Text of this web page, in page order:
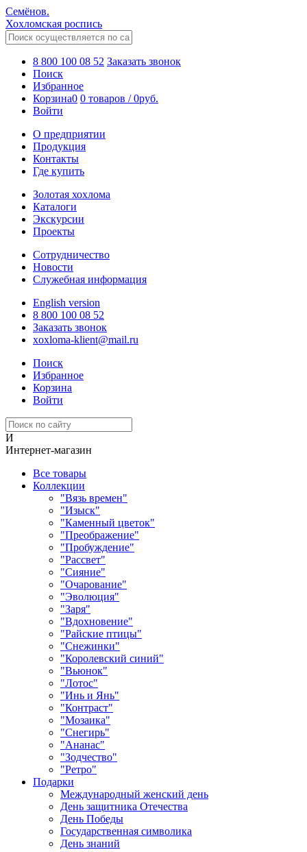
Семёнов.
Хохломская роспись
8 800 100 08 52 Заказать звонок
Поиск
Избранное
Корзина0 0 товаров /0руб.
Войти
О предприятии
Продукция
Контакты
Где купить
Золотая хохлома
Каталоги
Экскурсии
Проекты
Сотрудничество
Новости
Служебная информация
English version
8 800 100 08 52
Заказать звонок
xoxloma-klient@mail.ru
Поиск
Избранное
Корзина
Войти
И
Интернет-магазин
Все товары
Коллекции
"Вязь времен"
"Изыск"
"Каменный цветок"
"Преображение"
"Пробуждение"
"Рассвет"
"Сияние"
"Очарование"
"Эволюция"
"Заря"
"Вдохновение"
"Райские птицы"
"Снежинки"
"Королевский синий"
"Вьюнок"
"Лотос"
"Инь и Янь"
"Контраст"
"Мозаика"
"Снегирь"
"Ананас"
"Зодчество"
"Ретро"
Подарки
Международный женский день
День защитника Отечества
День Победы
Государственная символика
День знаний